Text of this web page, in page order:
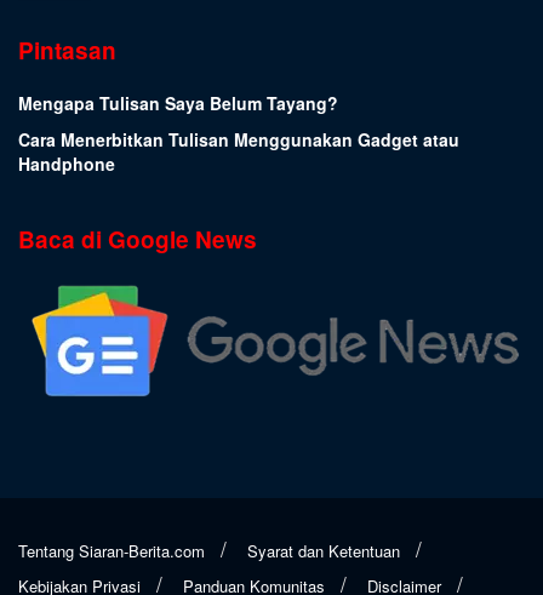
Pintasan
Mengapa Tulisan Saya Belum Tayang?
Cara Menerbitkan Tulisan Menggunakan Gadget atau
Handphone
Baca di Google News
Tentang Siaran-Berita.com
Syarat dan Ketentuan
Kebijakan Privasi
Panduan Komunitas Disclaimer